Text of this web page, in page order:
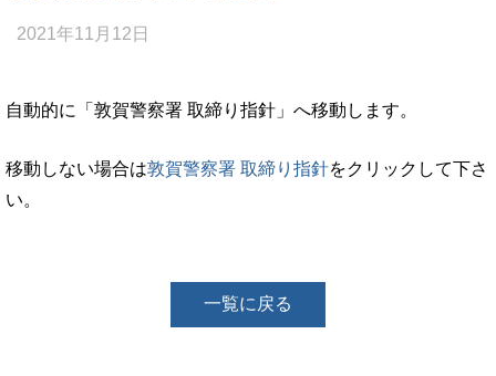
2021年11月12日
自動的に「敦賀警察署 取締り指針」へ移動します。
移動しない場合は敦賀警察署 取締り指針をクリックして下さ
い。
一覧に戻る